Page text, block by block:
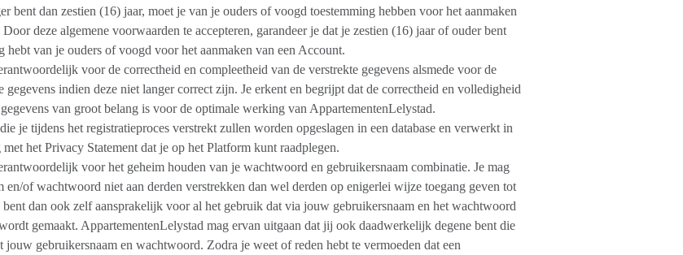
bent dan zestien (16) jaar, moet je van je ouders of voogd toestemming hebben voor het aanmaken
deze algemene voorwaarden te accepteren, garandeer je dat je zestien (16) jaar of ouder bent
hebt van je ouders of voogd voor het aanmaken van een Account.
voor de correctheid en compleetheid van de verstrekte gegevens alsmede voor de
gegevens indien deze niet langer correct zijn. Je erkent en begrijpt dat de correctheid en volledigheid
van groot belang is voor de optimale werking van AppartementenLelystad.
je tijdens het registratieproces verstrekt zullen worden opgeslagen in een database en verwerkt in
met het Privacy Statement dat je op het Platform kunt raadplegen.
voor het geheim houden van je wachtwoord en gebruikersnaam combinatie. Je mag
en/of wachtwoord niet aan derden verstrekken dan wel derden op enigerlei wijze toegang geven tot
dan ook zelf aansprakelijk voor al het gebruik dat via jouw gebruikersnaam en het wachtwoord
gemaakt. AppartementenLelystad mag ervan uitgaan dat jij ook daadwerkelijk degene bent die
jouw gebruikersnaam en wachtwoord. Zodra je weet of reden hebt te vermoeden dat een